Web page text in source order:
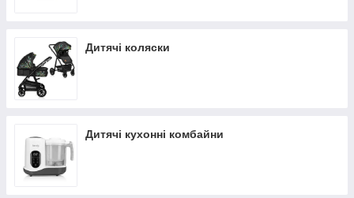
Дитячі коляски
Дитячі кухонні комбайни